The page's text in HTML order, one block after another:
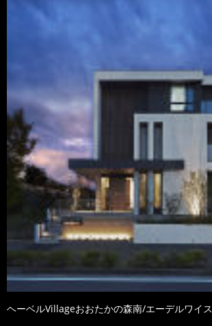
ヘーベルVillageおおたかの森南/エーデルワイス